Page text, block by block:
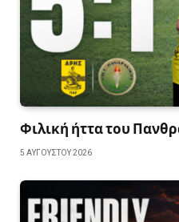
Φιλική ήττα του
5 ΑΥΓΟΎΣΤΟΥ 2026